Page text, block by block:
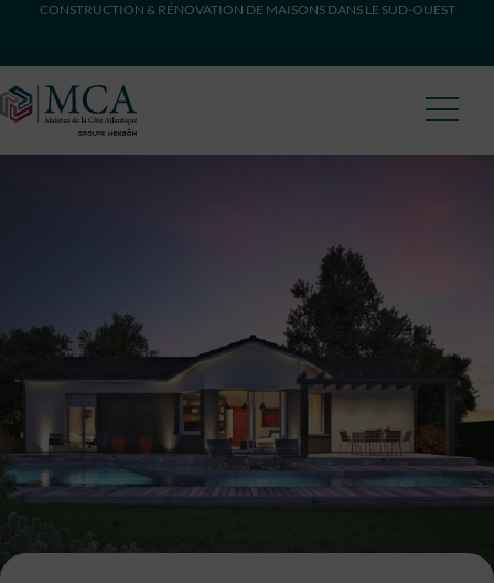
CONSTRUCTION & RÉNOVATION DE MAISONS DANS LE SUD-OUEST